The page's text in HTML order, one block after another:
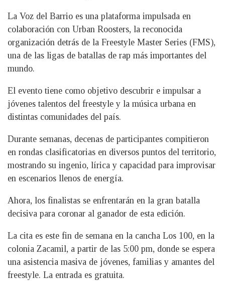
La Voz del Barrio es una plataforma impulsada en
colaboración con Urban Roosters, la reconocida
organización detrás de la Freestyle Master Series (FMS),
una de las ligas de batallas de rap más importantes del
mundo.
El evento tiene como objetivo descubrir e impulsar a
jóvenes talentos del freestyle y la música urbana en
distintas comunidades del país.
Durante semanas, decenas de participantes compitieron
en rondas clasificatorias en diversos puntos del territorio,
mostrando su ingenio, lírica y capacidad para improvisar
en escenarios llenos de energía.
Ahora, los finalistas se enfrentarán en la gran batalla
decisiva para coronar al ganador de esta edición.
La cita es este fin de semana en la cancha Los 100, en la
colonia Zacamil, a partir de las 5:00 pm, donde se espera
una asistencia masiva de jóvenes, familias y amantes del
freestyle. La entrada es gratuita.